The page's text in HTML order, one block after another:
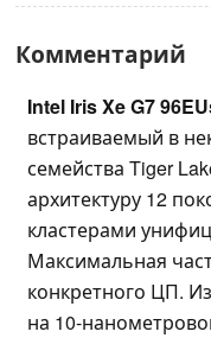
Комментарий
Intel Iris Xe G7
встраиваемый в
семейства Tiger
архитектуру 12
кластерами
Максимальная
конкретного ЦП.
на 10-